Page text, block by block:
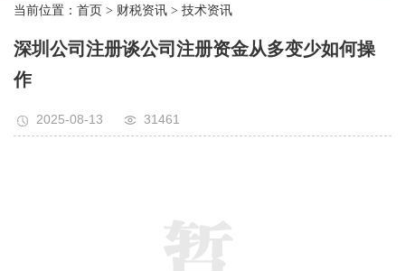
当前位置： 首页 > 财税资讯 > 技术资讯
深圳公司注册谈公司注册资金从多变少如何操
作
2025-08-13 31461